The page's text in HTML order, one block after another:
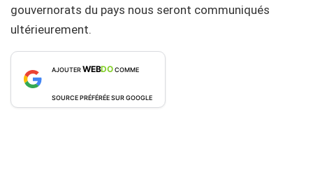
gouvernorats du pays nous seront communiqués
ultérieurement.
AJOUTERWEBDOCOMME
SOURCE PRÉFÉRÉE SUR GOOGLE